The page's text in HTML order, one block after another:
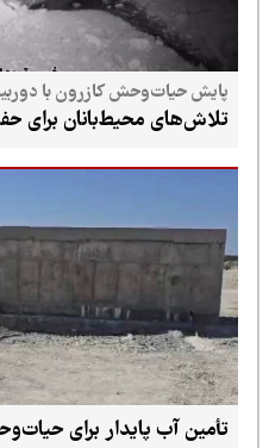
پایش حیات‌وحش کازرون با
تلاش‌های محیط‌بانان برای
تأمین آب پایدار برای حیات‌وحش